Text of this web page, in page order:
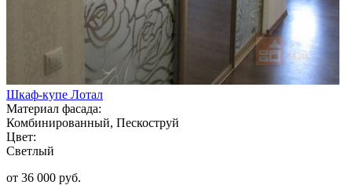
Шкаф-купе Лотал
Материал фасада:
Комбинированный, Пескоструй
Цвет:
Светлый
от 36 000 руб.